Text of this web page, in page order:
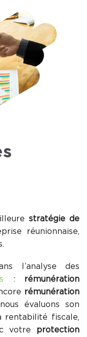
stratégie de
réunionnaise,
l’analyse des
: rémunération
rémunération
évaluons son
rentabilité fiscale,
votre protection